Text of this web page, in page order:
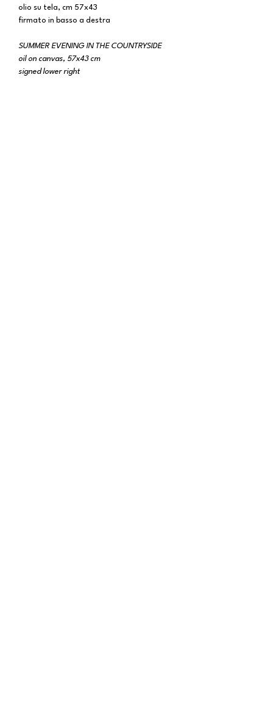
olio su tela, cm 57x43
firmato in basso a destra
SUMMER EVENING IN THE COUNTRYSIDE
oil on canvas, 57x43 cm
signed lower right